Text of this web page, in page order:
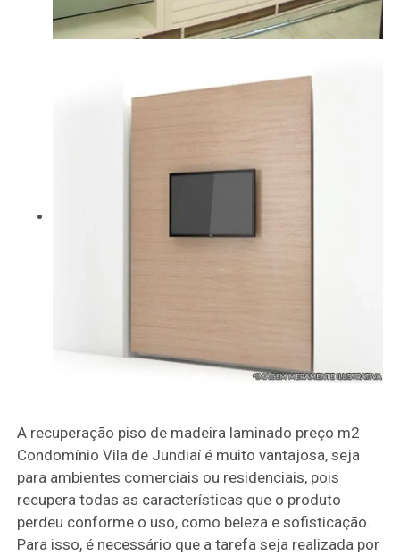
A recuperação piso de madeira laminado preço m2
Condomínio Vila de Jundiaí é muito vantajosa, seja
para ambientes comerciais ou residenciais, pois
recupera todas as características que o produto
perdeu conforme o uso, como beleza e sofisticação.
Para isso, é necessário que a tarefa seja realizada por